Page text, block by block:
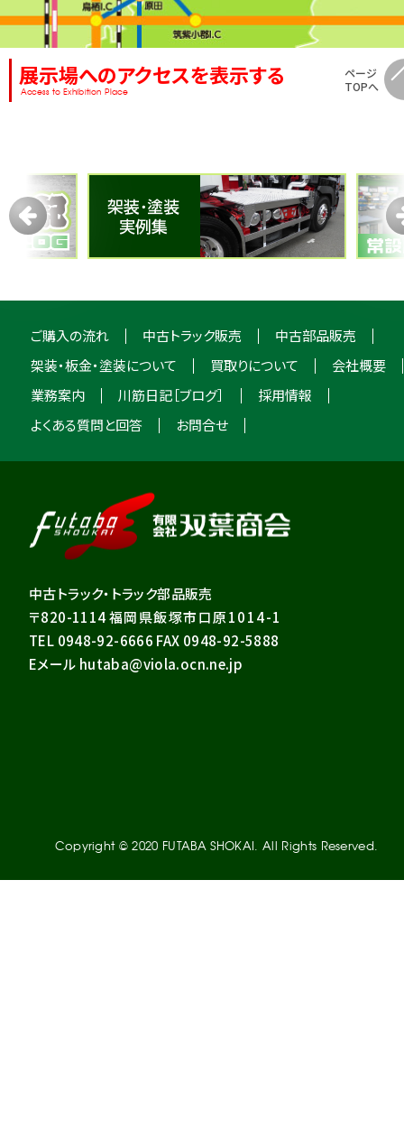
展示場へのアクセスを表示する
Access to Exhibition Place
ページ
TOPへ
ご購入の流れ 中古トラック販売
中古部品販売
架装・板金・塗装について
買取りについて
会社概要
業務案内
川筋日記［ブログ］
採用情報
よくある質問と回答
お問合せ
中古トラック・トラック部品販売
〒820-1114福岡県飯塚市口原1014-1
TEL 0948-92-6666 FAX 0948-92-5888
Eメール hutaba@viola.ocn.ne.jp
Copyright © 2020 FUTABA SHOKAI. All Rights Reserved.